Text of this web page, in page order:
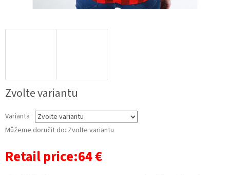
Zvolte variantu
Varianta
Můžeme doručit do: Zvolte variantu
Retail price:64 €